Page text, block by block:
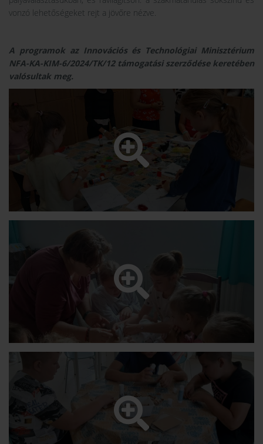
vonzó lehetőségeket rejt a jövőre nézve.
A programok az Innovációs és Technológiai Minisztérium
NFA-KA-KIM-6/2024/TK/12 támogatási szerződése keretében
valósultak meg.